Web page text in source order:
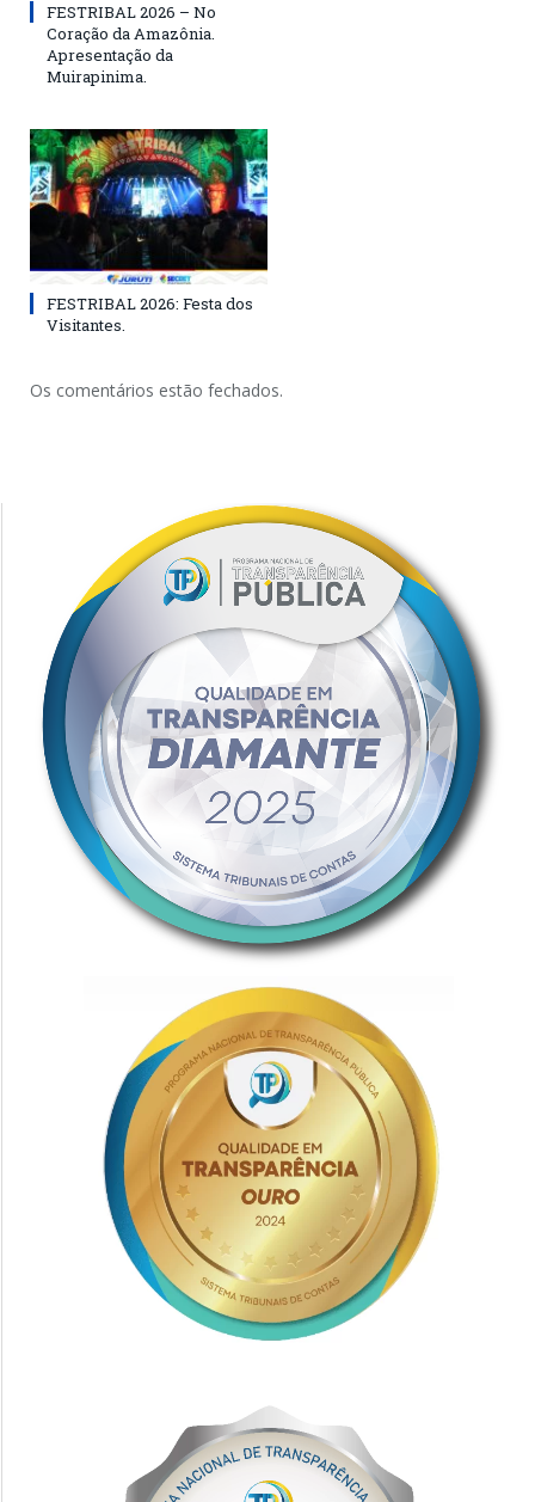
FESTRIBAL 2026 – No
Coração da Amazônia.
Apresentação da
Muirapinima.
FESTRIBAL 2026: Festa dos
Visitantes.
Os comentários estão fechados.